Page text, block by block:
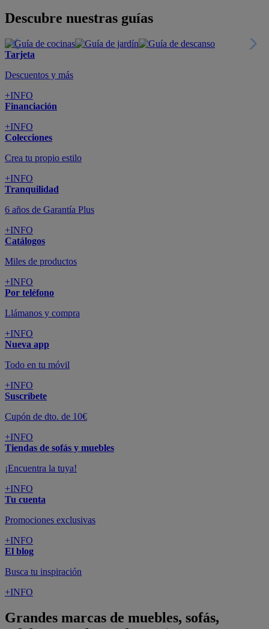
Descubre nuestras guías
Tarjeta
Descuentos y más
+INFO
Financiación
+INFO
Colecciones
Crea tu propio estilo
+INFO
Tranquilidad
6 años de Garantía Plus
+INFO
Catálogos
Miles de productos
+INFO
Por teléfono
Llámanos y compra
+INFO
Nueva app
Todo en tu móvil
+INFO
Suscríbete
Cupón de dto. de 10€
+INFO
Tiendas de sofás y muebles
¡Encuentra la tuya!
+INFO
Tu cuenta
Promociones exclusivas
+INFO
El blog
Busca tu inspiración
+INFO
Grandes marcas de muebles, sofás,